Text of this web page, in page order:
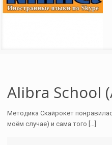
Alibra School
Методика Скайрокет
моём случае) и сама того […]